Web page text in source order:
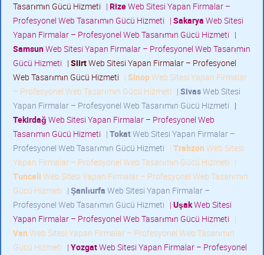
Tasarımın Gücü Hizmeti | RizeWeb Sitesi Yapan Firmalar –
Profesyonel Web Tasarımın Gücü Hizmeti | Sakarya Web Sitesi
Yapan Firmalar – Profesyonel Web Tasarımın Gücü Hizmeti |
SamsunWeb Sitesi Yapan Firmalar – Profesyonel Web Tasarımın
Gücü Hizmeti | SiirtWeb Sitesi Yapan Firmalar – Profesyonel
Web Tasarımın Gücü Hizmeti | SinopWeb Sitesi Yapan Firmalar
– Profesyonel Web Tasarımın Gücü Hizmeti | SivasWeb Sitesi
Yapan Firmalar – Profesyonel Web Tasarımın Gücü Hizmeti |
Tekirdağ Web Sitesi Yapan Firmalar – Profesyonel Web
Tasarımın Gücü Hizmeti | TokatWeb Sitesi Yapan Firmalar –
Profesyonel Web Tasarımın Gücü Hizmeti | Trabzon Web Sitesi
Yapan Firmalar – Profesyonel Web Tasarımın Gücü Hizmeti |
Tunceli Web Sitesi Yapan Firmalar – Profesyonel Web Tasarımın
Gücü Hizmeti | Şanlıurfa Web Sitesi Yapan Firmalar –
Profesyonel Web Tasarımın Gücü Hizmeti | UşakWeb Sitesi
Yapan Firmalar – Profesyonel Web Tasarımın Gücü Hizmeti |
Van Web Sitesi Yapan Firmalar – Profesyonel Web Tasarımın
Gücü Hizmeti | YozgatWeb Sitesi Yapan Firmalar – Profesyonel